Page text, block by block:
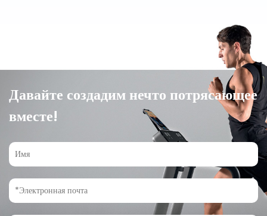
Сколько калорий составляет Эллиптический тренажер Сжечь
Человек, работающий с умеренной интенсивностью на ...
Читать далее
Прорабатываемые эллиптические мышцы:
полное руководство по активации мышц
Давайте создадим нечто потрясающее
вместе!